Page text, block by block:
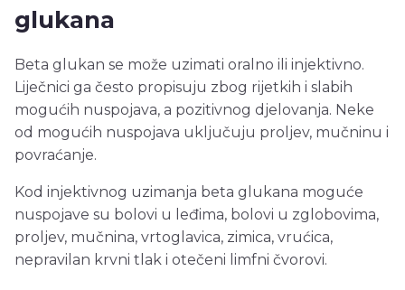
glukana
Beta glukan se može uzimati oralno ili injektivno.
Liječnici ga često propisuju zbog rijetkih i slabih
mogućih nuspojava, a pozitivnog djelovanja. Neke
od mogućih nuspojava uključuju proljev, mučninu i
povraćanje.
Kod injektivnog uzimanja beta glukana moguće
nuspojave su bolovi u leđima, bolovi u zglobovima,
proljev, mučnina, vrtoglavica, zimica, vrućica,
nepravilan krvni tlak i otečeni limfni čvorovi.